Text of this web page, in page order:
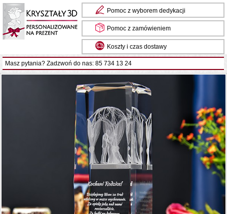
Pomoc z wyborem dedykacji
Pomoc z zamówieniem
Koszty i czas dostawy
Masz pytania? Zadzwoń do nas: 85 734 13 24